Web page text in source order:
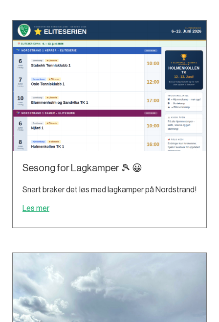
Sesong for Lagkamper 🎾 😀
Snart braker det løs med lagkamper på Nordstrand!
Les mer